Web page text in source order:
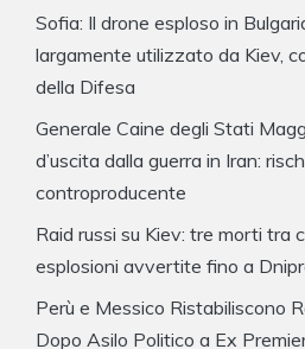
Sofia: Il drone esploso in
largamente utilizzato da Kiev,
della Difesa
Generale Caine degli Stati
d’uscita dalla guerra in Iran:
controproducente
Raid russi su Kiev: tre morti tra
esplosioni avvertite fino a
Perù e Messico Ristabiliscono
Dopo Asilo Politico a Ex